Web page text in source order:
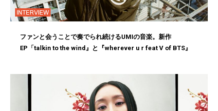
INTERVIEW
ファンと会うことで奏でられ続けるUMIの音楽。新作
EP「talkin to the wind』と『wherever u r feat V of BTS』